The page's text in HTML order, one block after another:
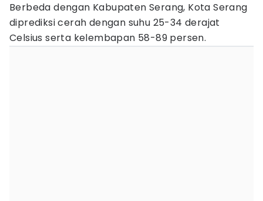
Berbeda dengan Kabupaten Serang, Kota Serang
diprediksi cerah dengan suhu 25-34 derajat
Celsius serta kelembapan 58-89 persen.